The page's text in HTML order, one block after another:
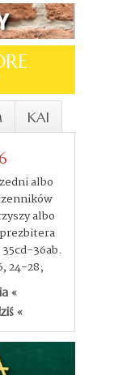
KAI
albo
albo
36ab.
24-28;
«
«